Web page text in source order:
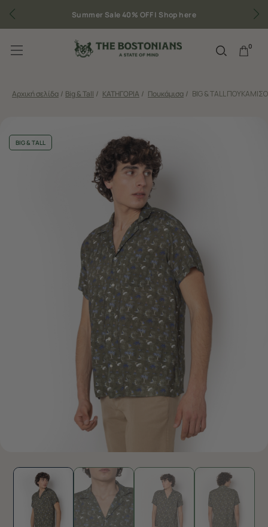
Summer Sale 40% OFF | Shop here
0
Αρχική σελίδα / Big & Tall / ΚΑΤΗΓΟΡΙΑ / Πουκάμισα / BIG & TALL
BIG & TALL